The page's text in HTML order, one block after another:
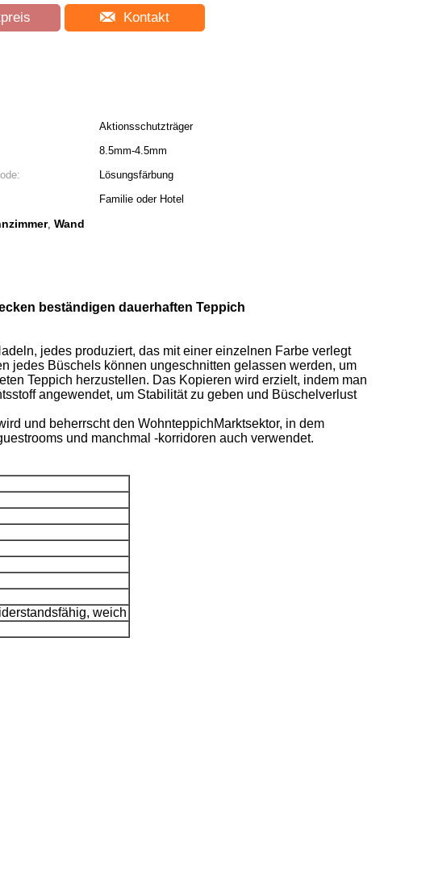
Kontakt
Aktionsschutzträger
8.5mm-4.5mm
Lösungsfärbung
Familie oder Hotel
, Wand
beständigen dauerhaften Teppich
jedes produziert, das mit einer einzelnen Farbe verlegt
jedes Büschels können ungeschnitten gelassen werden, um
Teppich herzustellen. Das Kopieren wird erzielt, indem man
angewendet, um Stabilität zu geben und Büschelverlust
und beherrscht den WohnteppichMarktsektor, in dem
und manchmal -korridoren auch verwendet.
weich